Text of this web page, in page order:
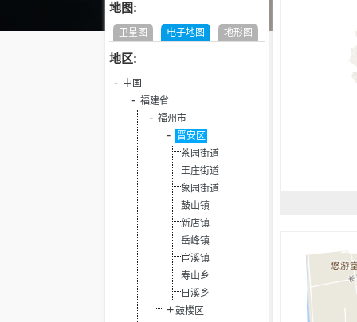
地图:
卫星图 电子地图 地形图
地区:
中国
福建省
福州市
晋安区
茶园街道
王庄街道
象园街道
鼓山镇
新店镇
岳峰镇
宦溪镇
寿山乡
日溪乡
鼓楼区